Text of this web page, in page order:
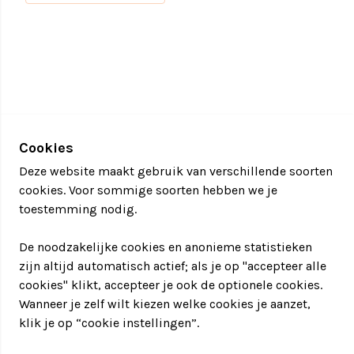
spel te winnen!
Cookies
Deze website maakt gebruik van verschillende soorten
cookies. Voor sommige soorten hebben we je
toestemming nodig.
De noodzakelijke cookies en anonieme statistieken
zijn altijd automatisch actief; als je op "accepteer alle
cookies" klikt, accepteer je ook de optionele cookies.
Wanneer je zelf wilt kiezen welke cookies je aanzet,
klik je op “cookie instellingen”.